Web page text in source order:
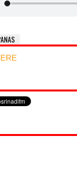
RI Bangun Islamic
KLUNGKUNG